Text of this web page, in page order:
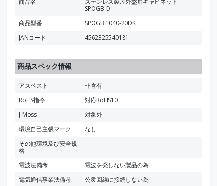
SPOGB-D
商品型番
SPOGB 3040-20DK
JANコード
4562325540181
商品スペック情報
アスベスト
非含有
RoHS指令
対応RoHS10
J-Moss
対象外
環境自己主張マーク
なし
その他環境及び安全規
格
電波法備考
電波を発しない製品の為
電気通信事業法備考
公衆回線に接続しない為